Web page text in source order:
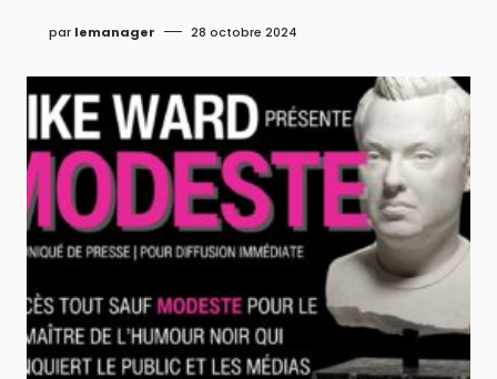
par lemanager 28 octobre 2024